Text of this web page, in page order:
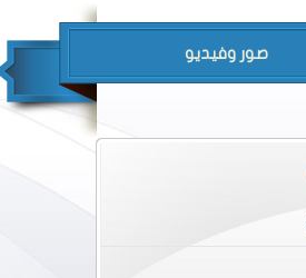
صور وفيديو